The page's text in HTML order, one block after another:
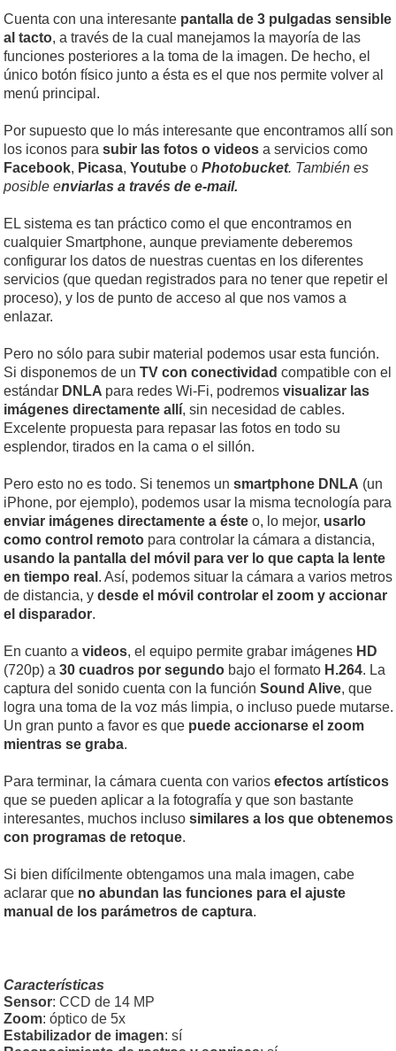
Cuenta con una interesante pantalla de 3 pulgadas sensible
al tacto, a través de la cual manejamos la mayoría de las
funciones posteriores a la toma de la imagen. De hecho, el
único botón físico junto a ésta es el que nos permite volver al
menú principal.
Por supuesto que lo más interesante que encontramos allí son
los iconos para subir las fotos o videos a servicios como
Facebook, Picasa, Youtube o Photobucket. También es
posible enviarlas a través de e-mail.
EL sistema es tan práctico como el que encontramos en
cualquier Smartphone, aunque previamente deberemos
configurar los datos de nuestras cuentas en los diferentes
servicios (que quedan registrados para no tener que repetir el
proceso), y los de punto de acceso al que nos vamos a
enlazar.
Pero no sólo para subir material podemos usar esta función.
Si disponemos de un TV con conectividad compatible con el
estándar DNLA para redes Wi-Fi, podremos visualizar las
imágenes directamente allí, sin necesidad de cables.
Excelente propuesta para repasar las fotos en todo su
esplendor, tirados en la cama o el sillón.
Pero esto no es todo. Si tenemos un smartphone DNLA (un
iPhone, por ejemplo), podemos usar la misma tecnología para
enviar imágenes directamente a éste o, lo mejor, usarlo
como control remoto para controlar la cámara a distancia,
usando la pantalla del móvil para ver lo que capta la lente
en tiempo real . Así, podemos situar la cámara a varios metros
de distancia, y desde el móvil controlar el zoom y accionar
el disparador.
En cuanto a videos, el equipo permite grabar imágenes HD
(720p) a 30 cuadros por segundo bajo el formato H.264. La
captura del sonido cuenta con la función Sound Alive, que
logra una toma de la voz más limpia, o incluso puede mutarse.
Un gran punto a favor es que puede accionarse el zoom
mientras se graba.
Para terminar, la cámara cuenta con varios efectos artísticos
que se pueden aplicar a la fotografía y que son bastante
interesantes, muchos incluso similares a los que obtenemos
con programas de retoque.
Si bien difícilmente obtengamos una mala imagen, cabe
aclarar que no abundan las funciones para el ajuste
manual de los parámetros de captura.
Características
Sensor: CCD de 14 MP
Zoom: óptico de 5x
Estabilizador de imagen: sí